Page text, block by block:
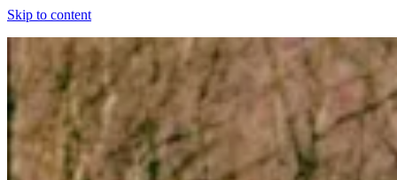
Skip to content